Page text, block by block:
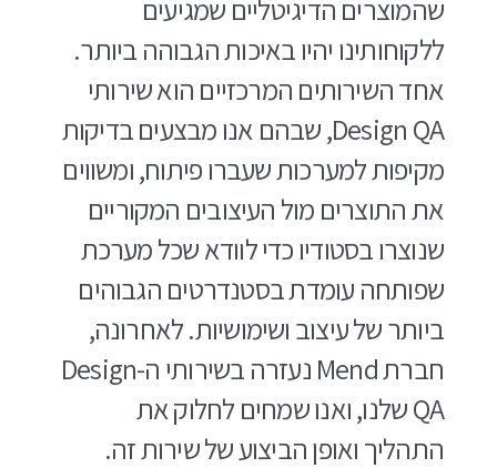
שהמוצרים הדיגיטליים שמגיעים
ללקוחותינו יהיו באיכות הגבוהה ביותר.
אחד השירותים המרכזיים הוא שירותי
Design QA, שבהם אנו מבצעים בדיקות
מקיפות למערכות שעברו פיתוח, ומשווים
את התוצרים מול העיצובים המקוריים
שנוצרו בסטודיו כדי לוודא שכל מערכת
שפותחה עומדת בסטנדרטים הגבוהים
ביותר של עיצוב ושימושיות.לאחרונה,
חברת Mend נעזרה בשירותי ה-Design
QA שלנו, ואנו שמחים לחלוק את
התהליך ואופן הביצוע של שירות זה.